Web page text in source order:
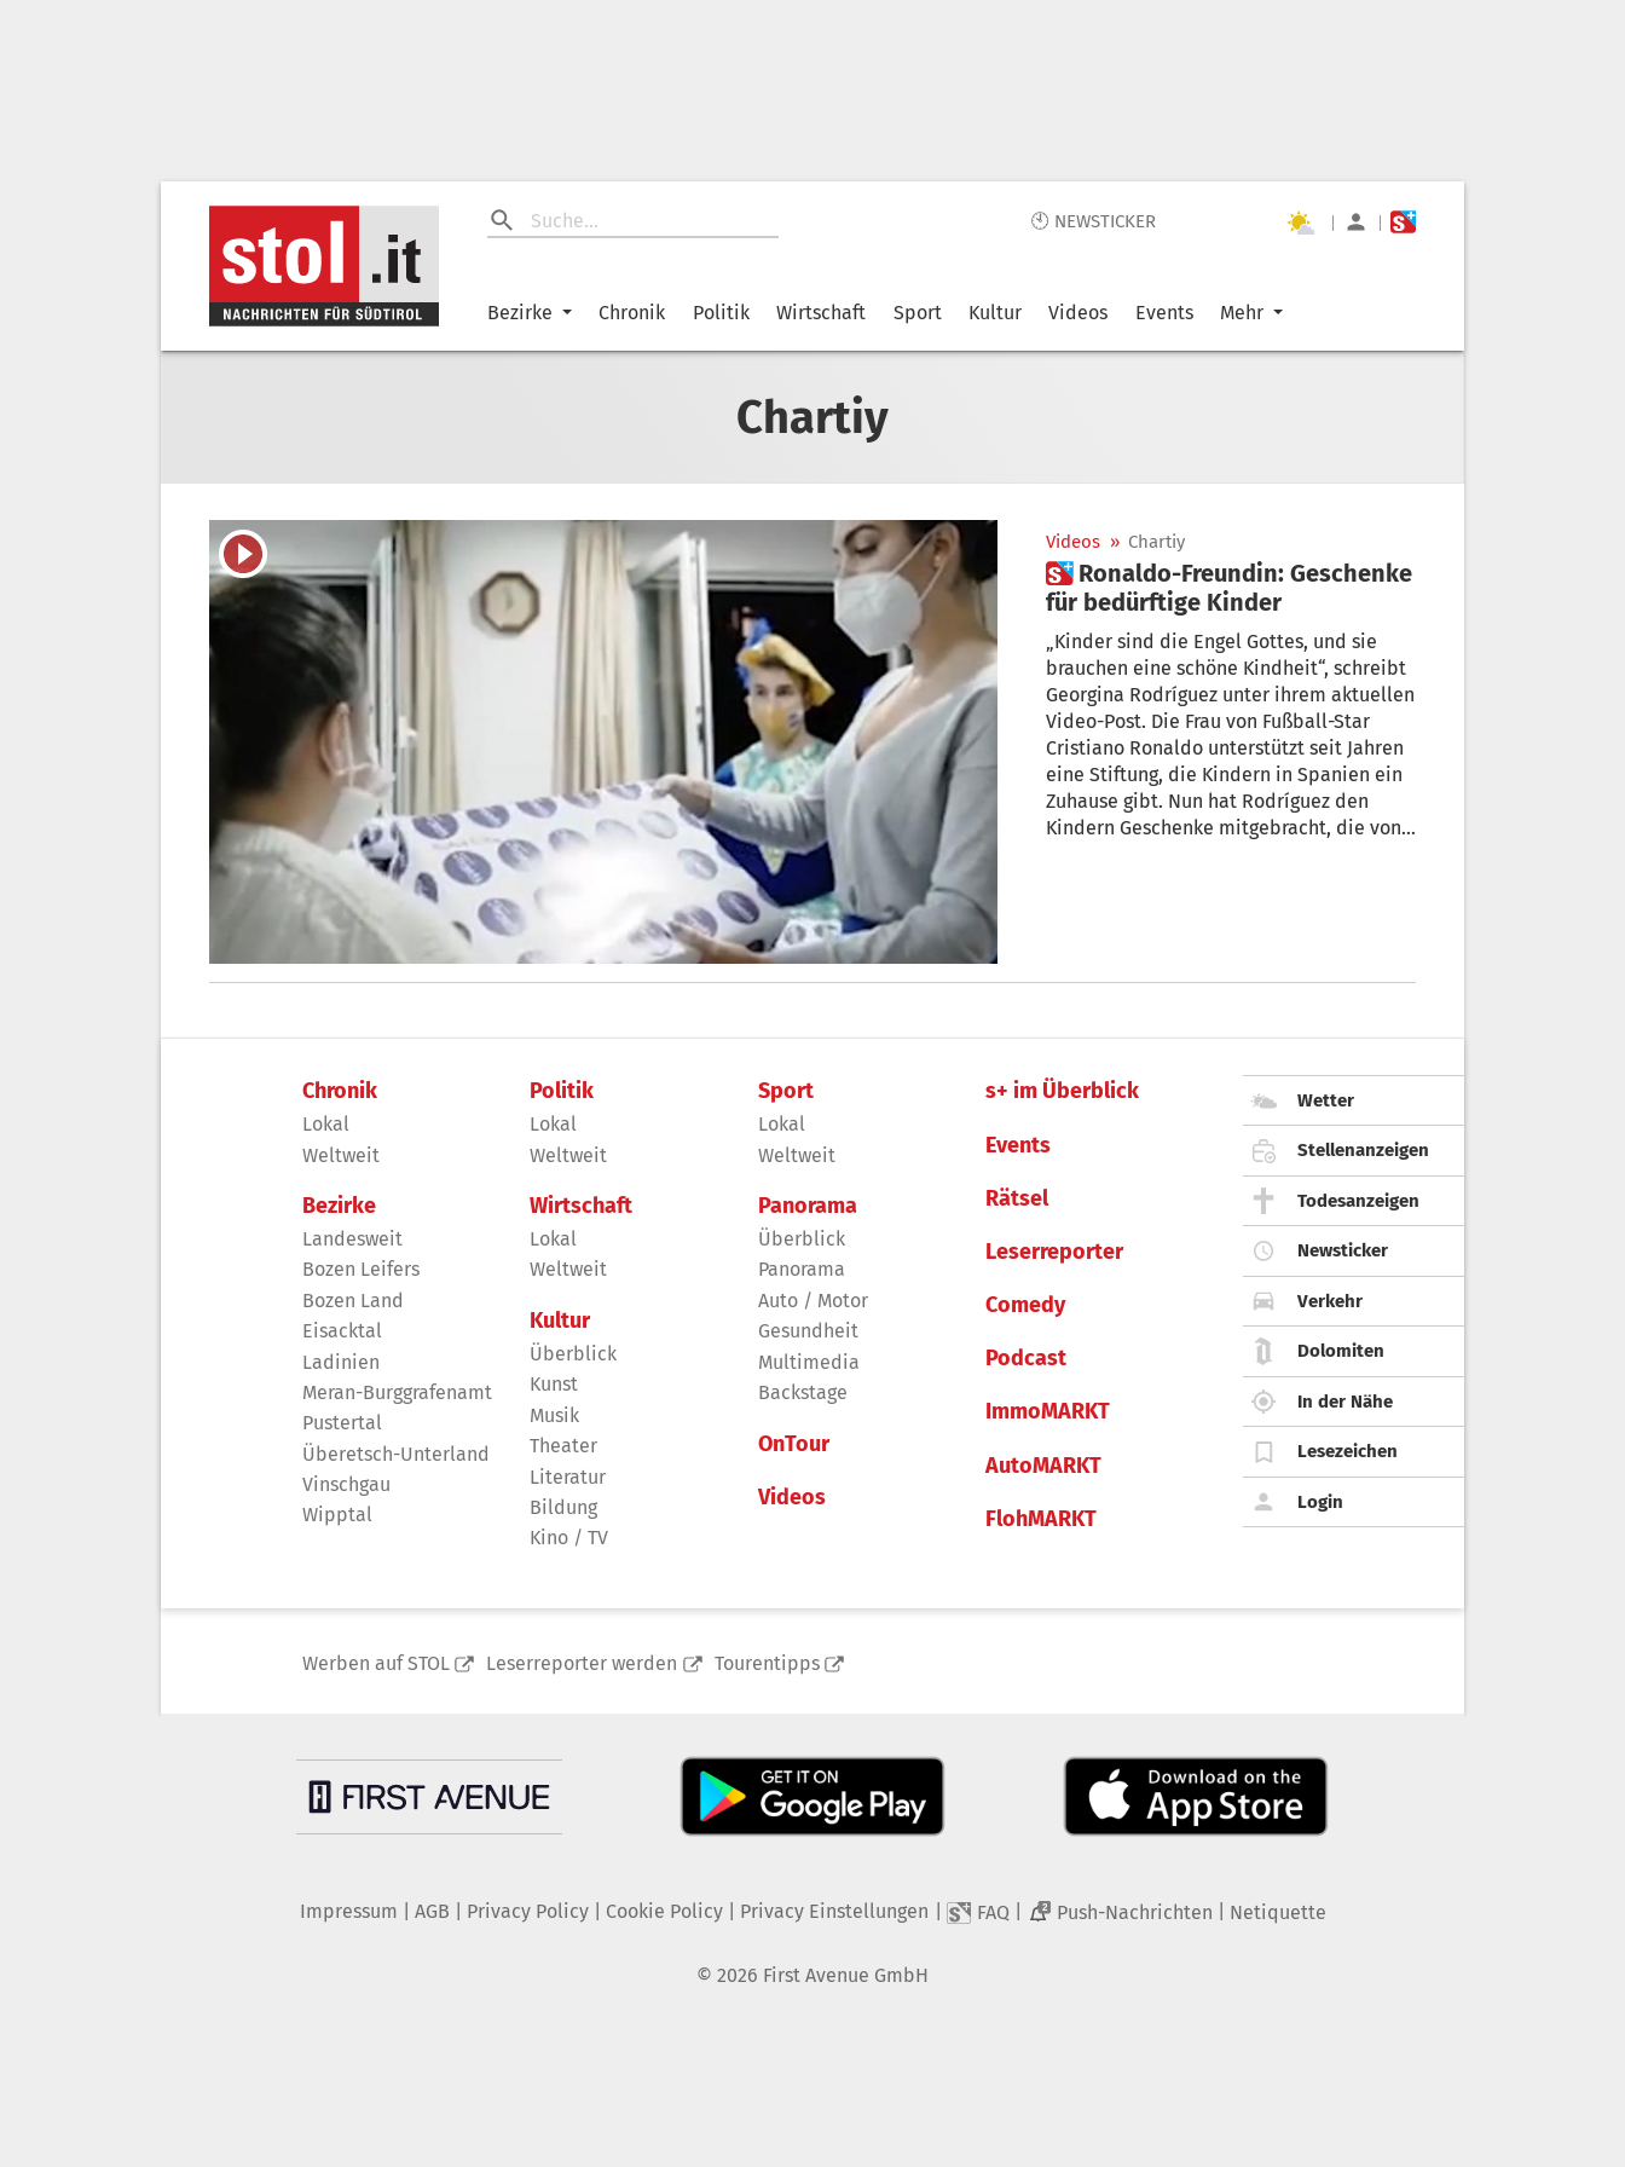
🕙 NEWSTICKER | |
Bezirke Chronik Politik Wirtschaft Sport Kultur Videos Events Mehr
Chartiy
Videos » Chartiy
 Ronaldo-Freundin: Geschenke
für bedürftige Kinder
„Kinder sind die Engel Gottes, und sie
brauchen eine schöne Kindheit“, schreibt
Georgina Rodríguez unter ihrem aktuellen
Video-Post. Die Frau von Fußball-Star
Cristiano Ronaldo unterstützt seit Jahren
eine Stiftung, die Kindern in Spanien ein
Zuhause gibt. Nun hat Rodríguez den
Kindern Geschenke mitgebracht, die von
Chronik
Lokal
Weltweit
Bezirke
Landesweit
Bozen Leifers
Bozen Land
Eisacktal
Ladinien
Meran-Burggrafenamt
Pustertal
Überetsch-Unterland
Vinschgau
Wipptal
Politik
Lokal
Weltweit
Wirtschaft
Lokal
Weltweit
Kultur
Überblick
Kunst
Musik
Theater
Literatur
Bildung
Kino / TV
Sport
Lokal
Weltweit
Panorama
Überblick
Panorama
Auto / Motor
Gesundheit
Multimedia
Backstage
OnTour
Videos
s+ im Überblick
Events
Rätsel
Leserreporter
Comedy
Podcast
ImmoMARKT
AutoMARKT
FlohMARKT
Wetter
Stellenanzeigen
Todesanzeigen
Newsticker
Verkehr
Dolomiten
In der Nähe
Lesezeichen
Login
Werben auf STOL Leserreporter werden Tourentipps
Impressum AGB Privacy Policy| Cookie Policy| Privacy Einstellungen FAQ 2 Push-Nachrichten Netiquette
© 2026 First Avenue GmbH